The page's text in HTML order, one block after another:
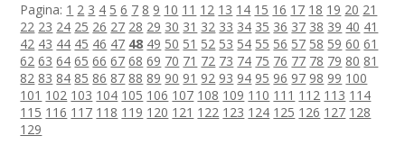
Pagina: 1 2 3 4 5 6 7 8 9 10 11 12 13 14 15 16 17 18 19 20 21
22 23 24 25 26 27 28 29 30 31 32 33 34 35 36 37 38 39 40 41
42 43 44 45 46 47 48 49 50 51 52 53 54 55 56 57 58 59 60 61
62 63 64 65 66 67 68 69 70 71 72 73 74 75 76 77 78 79 80 81
82 83 84 85 86 87 88 89 90 91 92 93 94 95 96 97 98 99 100
101 102 103 104 105 106 107 108 109 110 111 112 113 114
115 116 117 118 119 120 121 122 123 124 125 126 127 128
129